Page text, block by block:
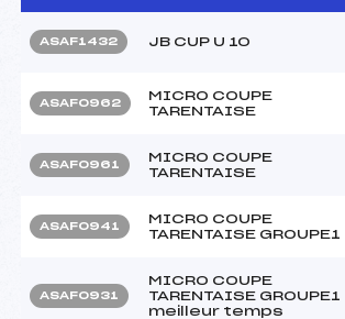
ASAF1432 JB CUP U 10
ASAF0962
MICRO COUPE
TARENTAISE
ASAF0961
MICRO COUPE
TARENTAISE
ASAF0941
MICRO COUPE
TARENTAISE GROUPE1
ASAF0931
MICRO COUPE
TARENTAISE GROUPE1
meilleur temps